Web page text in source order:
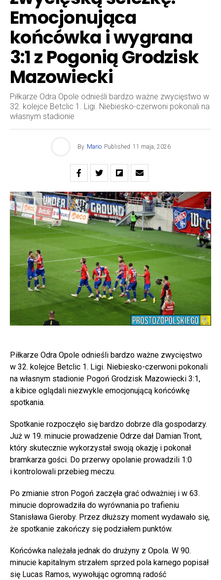
Emocjonująca
końcówka i wygrana
3:1 z Pogonią Grodzisk
Mazowiecki
Piłkarze Odra Opole odnieśli bardzo ważne zwycięstwo w
32. kolejce Betclic 1. Ligi. Niebiesko-czerwoni pokonali na
własnym stadionie
By Mario Published 11 maja, 2026
Piłkarze Odra Opole odnieśli bardzo ważne zwycięstwo
w 32. kolejce Betclic 1. Ligi. Niebiesko-czerwoni pokonali
na własnym stadionie Pogoń Grodzisk Mazowiecki 3:1,
a kibice oglądali niezwykle emocjonującą końcówkę
spotkania.
Spotkanie rozpoczęło się bardzo dobrze dla gospodarzy.
Już w 19. minucie prowadzenie Odrze dał Damian Tront,
który skutecznie wykorzystał swoją okazję i pokonał
bramkarza gości. Do przerwy opolanie prowadzili 1:0
i kontrolowali przebieg meczu.
Po zmianie stron Pogoń zaczęła grać odważniej i w 63.
minucie doprowadziła do wyrównania po trafieniu
Stanisława Gieroby. Przez dłuższy moment wydawało się,
że spotkanie zakończy się podziałem punktów.
Końcówka należała jednak do drużyny z Opola. W 90.
minucie kapitalnym strzałem sprzed pola karnego popisał
się Lucas Ramos, wywołując ogromną radość